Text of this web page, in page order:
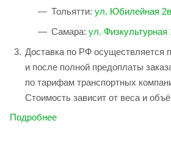
Тольятти: ул. Юбилейная 2в
Самара: ул. Физкультурная
Доставка по РФ осуществляется
и после полной предоплаты
по тарифам транспортных
Стоимость зависит от веса и
Подробнее